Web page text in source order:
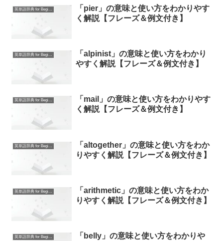
英単語辞典 for Beginners
「pier」の意味と使い方をわかりやす
く解説【フレーズ＆例文付き】
英単語辞典 for Beginners
「alpinist」の意味と使い方をわかり
やすく解説【フレーズ＆例文付き】
英単語辞典 for Beginners
「mail」の意味と使い方をわかりやす
く解説【フレーズ＆例文付き】
英単語辞典 for Beginners
「altogether」の意味と使い方をわか
りやすく解説【フレーズ＆例文付き】
英単語辞典 for Beginners
「arithmetic」の意味と使い方をわか
りやすく解説【フレーズ＆例文付き】
英単語辞典 for Beginners
「belly」の意味と使い方をわかりや